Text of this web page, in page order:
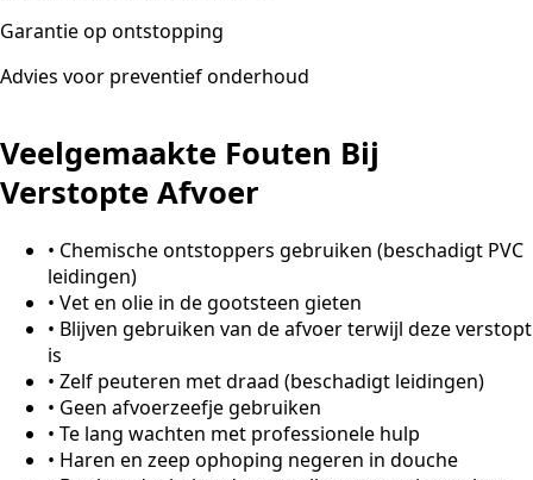
Garantie op ontstopping
Advies voor preventief onderhoud
Veelgemaakte Fouten Bij
Verstopte Afvoer
• Chemische ontstoppers gebruiken (beschadigt PVC
leidingen)
• Vet en olie in de gootsteen gieten
• Blijven gebruiken van de afvoer terwijl deze verstopt
is
• Zelf peuteren met draad (beschadigt leidingen)
• Geen afvoerzeefje gebruiken
• Te lang wachten met professionele hulp
• Haren en zeep ophoping negeren in douche